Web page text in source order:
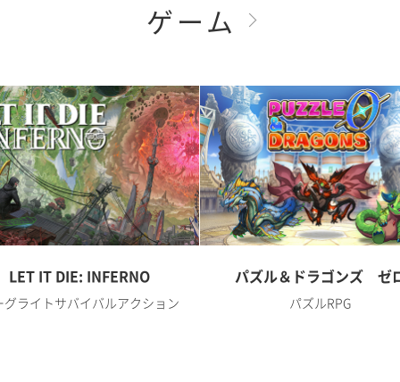
ゲーム
LET IT DIE: INFERNO
グライトサバイバルアクション
パズル＆ドラゴンズ ゼ
パズルRPG